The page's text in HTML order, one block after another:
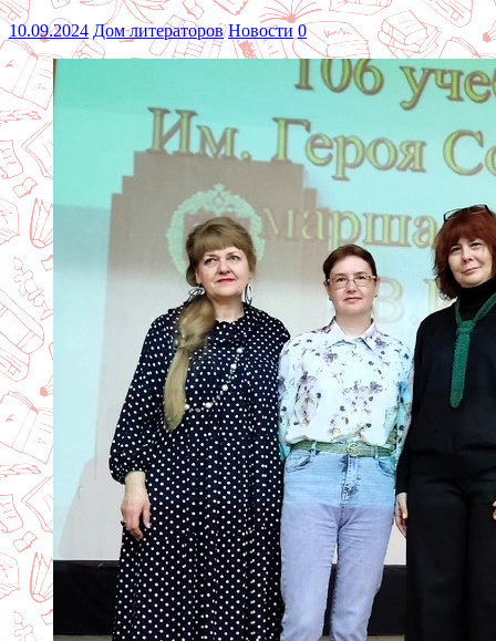
10.09.2024 Дом литераторов Новости 0